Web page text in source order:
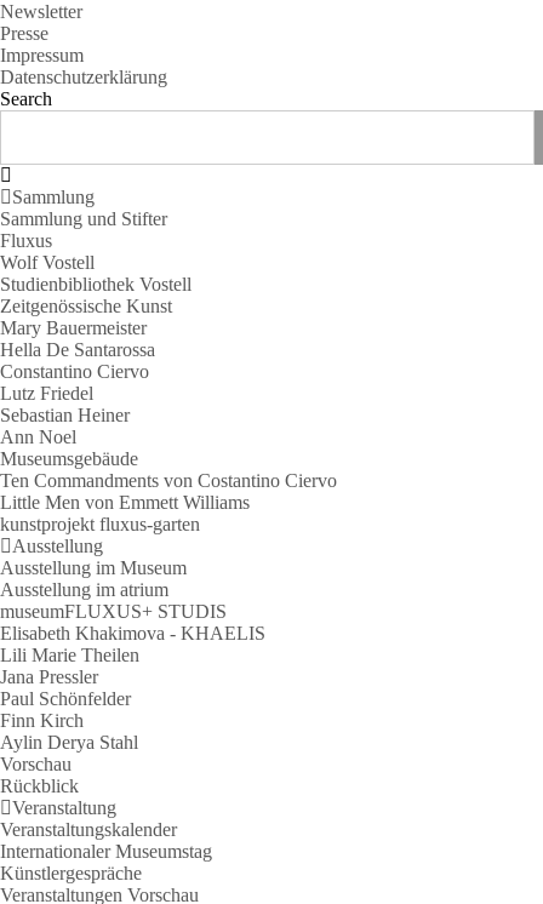
Newsletter
Presse
Impressum
Datenschutzerklärung
Search
Sammlung
Sammlung und Stifter
Fluxus
Wolf Vostell
Studienbibliothek Vostell
Zeitgenössische Kunst
Mary Bauermeister
Hella De Santarossa
Constantino Ciervo
Lutz Friedel
Sebastian Heiner
Ann Noel
Museumsgebäude
Ten Commandments von Costantino Ciervo
Little Men von Emmett Williams
kunstprojekt fluxus-garten
Ausstellung
Ausstellung im Museum
Ausstellung im atrium
museumFLUXUS+ STUDIS
Elisabeth Khakimova - KHAELIS
Lili Marie Theilen
Jana Pressler
Paul Schönfelder
Finn Kirch
Aylin Derya Stahl
Vorschau
Rückblick
Veranstaltung
Veranstaltungskalender
Internationaler Museumstag
Künstlergespräche
Veranstaltungen Vorschau